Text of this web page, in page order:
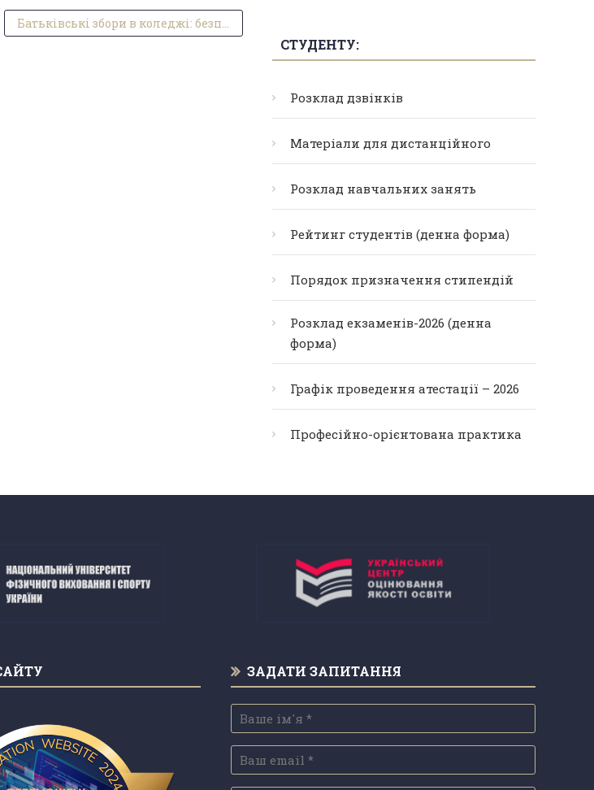
Батьківські збори в коледжі: безпека, навчання та співпраця.
СТУДЕНТУ:
Розклад дзвінків
Матеріали для дистанційного
Розклад навчальних занять
Рейтинг студентів (денна форма)
Порядок призначення стипендій
Розклад екзаменів-2026 (денна
форма)
Графік проведення атестації – 2026
Професійно-орієнтована практика
ЗАДАТИ ЗАПИТАННЯ